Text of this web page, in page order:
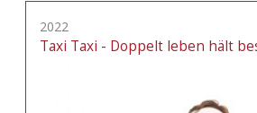
2022
Taxi Taxi - Doppelt leben hält